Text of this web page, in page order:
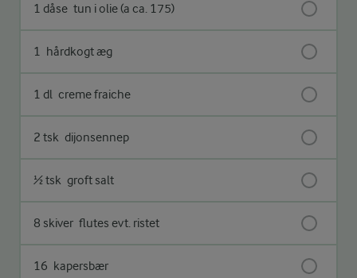
1 dåse tun i olie (a ca. 175)
1 hårdkogt æg
1 dl creme fraiche
2 tsk dijonsennep
½ tsk groft salt
8 skiver flutes evt. ristet
16 kapersbær